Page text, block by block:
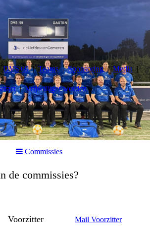
DVS'69 Teams Sponsoring Media
Vrijwilliger worden
Commissies
de commissies?
Voorzitter Mail Voorzitter